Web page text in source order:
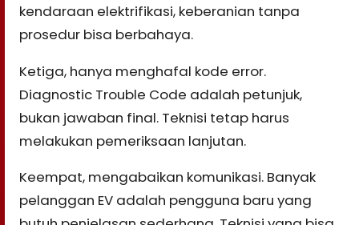
kendaraan elektrifikasi, keberanian tanpa
prosedur bisa berbahaya.
Ketiga, hanya menghafal kode error.
Diagnostic Trouble Code adalah petunjuk,
bukan jawaban final. Teknisi tetap harus
melakukan pemeriksaan lanjutan.
Keempat, mengabaikan komunikasi. Banyak
pelanggan EV adalah pengguna baru yang